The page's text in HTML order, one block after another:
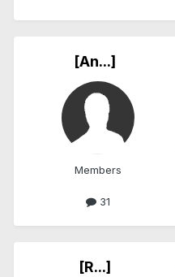
[An...]
Members
31
[R...]